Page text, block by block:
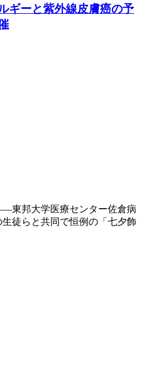
ギーと紫外線皮膚癌の予
東邦大学医療センター佐倉病
徒らと共同で恒例の「七夕飾